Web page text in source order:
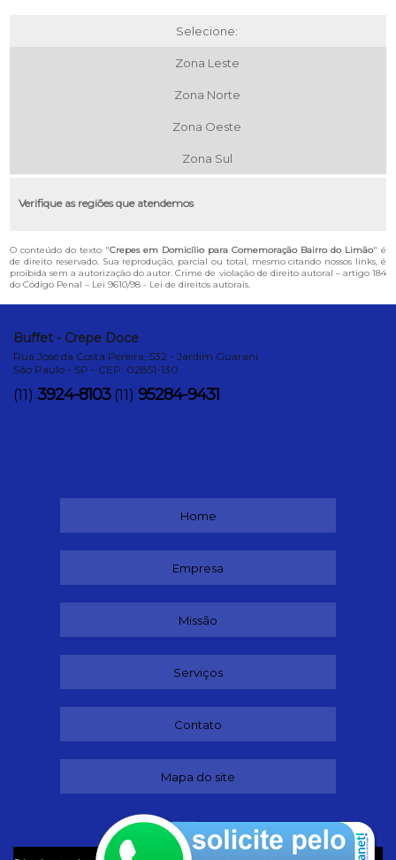
Selecione:
Zona Leste
Zona Norte
Zona Oeste
Zona Sul
Verifique as regiões que atendemos
O conteúdo do texto "Crepes em Domicílio para Comemoração Bairro do Limão" é
de direito reservado. Sua reprodução, parcial ou total, mesmo citando nossos links, é
proibida sem a autorização do autor. Crime de violação de direito autoral – artigo 184
do Código Penal – Lei 9610/98 - Lei de direitos autorais.
Buffet - Crepe Doce
Rua José da Costa Pereira, 532 - Jardim Guarani
São Paulo - SP - CEP: 02851-130
(11) 3924-8103 (11) 95284-9431
Home
Empresa
Missão
Serviços
Contato
Mapa do site